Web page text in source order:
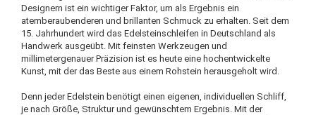
Designern ist ein wichtiger Faktor, um als Ergebnis ein
atemberaubenderen und brillanten Schmuck zu erhalten. Seit dem
15. Jahrhundert wird das Edelsteinschleifen in Deutschland als
Handwerk ausgeübt. Mit feinsten Werkzeugen und
millimetergenauer Präzision ist es heute eine hochentwickelte
Kunst, mit der das Beste aus einem Rohstein herausgeholt wird.
Denn jeder Edelstein benötigt einen eigenen, individuellen Schliff,
je nach Größe, Struktur und gewünschtem Ergebnis. Mit der